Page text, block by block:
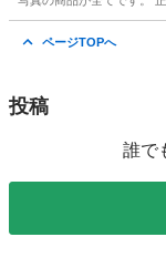
ページTOPへ
投稿
誰で